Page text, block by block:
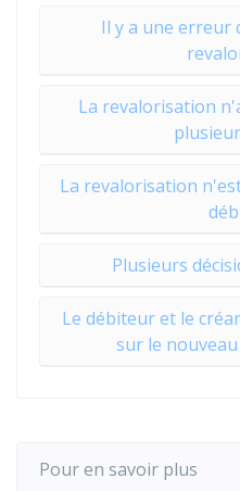
Il y a une erreur
La revalorisation
La revalorisation
Plusieurs
Le débiteur et le
sur le
Pour en savoir plus